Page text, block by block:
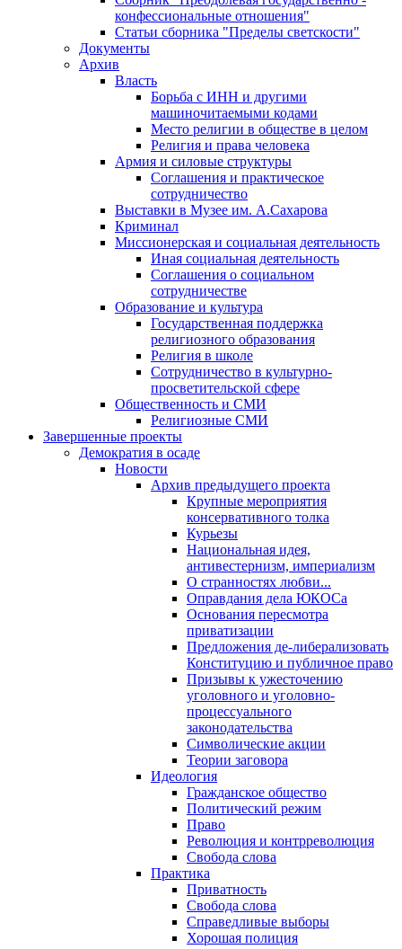
конфессиональные отношения"
Статьи сборника "Пределы светскости"
Документы
Архив
Власть
Борьба с ИНН и другими
машиночитаемыми кодами
Место религии в обществе в целом
Религия и права человека
Армия и силовые структуры
Соглашения и практическое
сотрудничество
Выставки в Музее им. А.Сахарова
Криминал
Миссионерская и социальная деятельность
Иная социальная деятельность
Соглашения о социальном
сотрудничестве
Образование и культура
Государственная поддержка
религиозного образования
Религия в школе
Сотрудничество в культурно-
просветительской сфере
Общественность и СМИ
Религиозные СМИ
Завершенные проекты
Демократия в осаде
Новости
Архив предыдущего проекта
Крупные мероприятия
консервативного толка
Курьезы
Национальная идея,
антивестернизм, империализм
О странностях любви...
Оправдания дела ЮКОСа
Основания пересмотра
приватизации
Предложения де-либерализовать
Конституцию и публичное право
Призывы к ужесточению
уголовного и уголовно-
процессуального
законодательства
Символические акции
Теории заговора
Идеология
Гражданское общество
Политический режим
Право
Революция и контрреволюция
Свобода слова
Практика
Приватность
Свобода слова
Справедливые выборы
Хорошая полиция